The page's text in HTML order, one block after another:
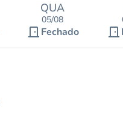
QUA
05/08
door_front Fechado door_front